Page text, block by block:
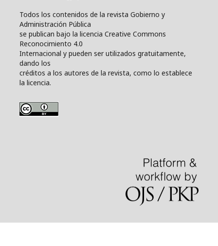
Todos los contenidos de la revista Gobierno y
Administración Pública
se publican bajo la licencia Creative Commons
Reconocimiento 4.0
Internacional y pueden ser utilizados gratuitamente,
dando los
créditos a los autores de la revista, como lo establece
la licencia.